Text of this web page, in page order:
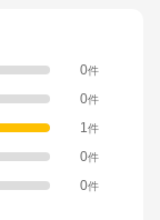
0件
0件
1件
0件
0件